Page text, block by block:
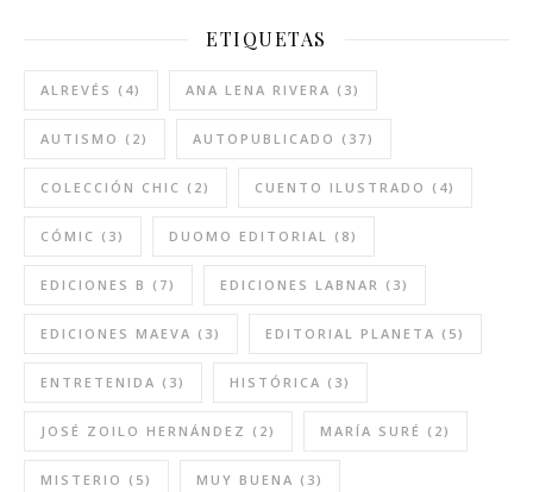
ETIQUETAS
ALREVÉS (4) ANA LENA RIVERA (3)
AUTISMO (2) AUTOPUBLICADO (37)
COLECCIÓN CHIC (2) CUENTO ILUSTRADO (4)
CÓMIC (3) DUOMO EDITORIAL (8)
EDICIONES B (7) EDICIONES LABNAR (3)
EDICIONES MAEVA (3) EDITORIAL PLANETA (5)
ENTRETENIDA (3) HISTÓRICA (3)
JOSÉ ZOILO HERNÁNDEZ (2) MARÍA SURÉ (2)
MISTERIO (5) MUY BUENA (3)